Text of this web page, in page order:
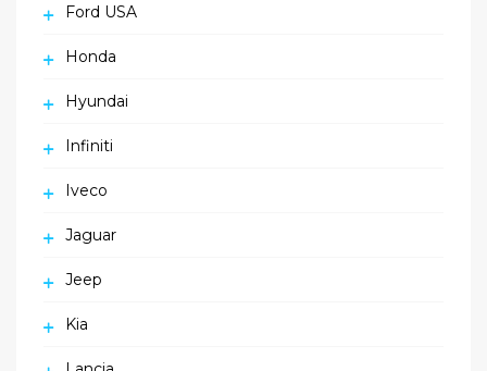
Ford USA
Honda
Hyundai
Infiniti
Iveco
Jaguar
Jeep
Kia